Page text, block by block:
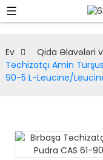
Ev Qida Əlavələri
Təchizatçı Amin
90-5 L-Leucine/